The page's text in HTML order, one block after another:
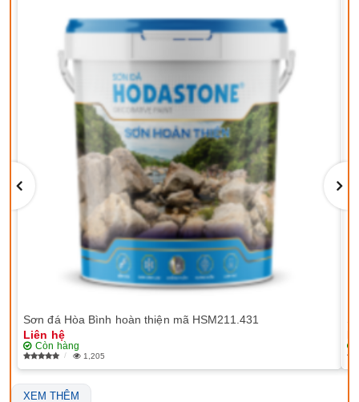
Sơn đá Hòa Bình hoàn thiện mã HSM211.431
Liên hệ
Còn hàng
1,205
XEM THÊM